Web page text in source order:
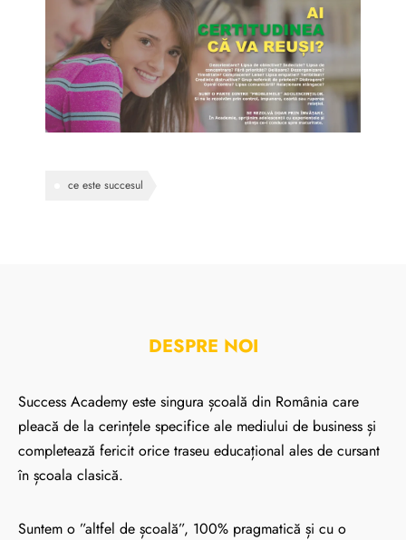
ce este succesul
DESPRE NOI
Success Academy este singura școală din România care
pleacă de la cerințele specifice ale mediului de business și
completează fericit orice traseu educațional ales de cursant
în școala clasică.
Suntem o ”altfel de școală”, 100% pragmatică și cu o